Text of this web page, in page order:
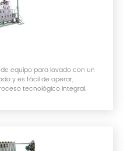
equipo para lavado con un
y es fácil de operar,
tecnológico integral.